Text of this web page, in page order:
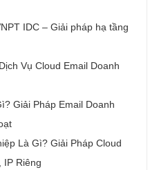
IDC – Giải pháp hạ tầng
Vụ Cloud Email Doanh
Giải Pháp Email Doanh
Là Gì? Giải Pháp Cloud
IP Riêng